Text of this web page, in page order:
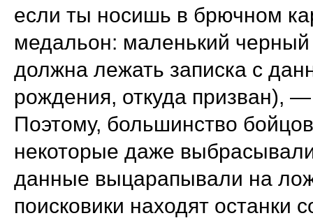
если ты носишь в брючном
медальон: маленький
должна лежать записка с
рождения, откуда призван),
Поэтому, большинство
некоторые даже
данные выцарапывали на
поисковики находят останки